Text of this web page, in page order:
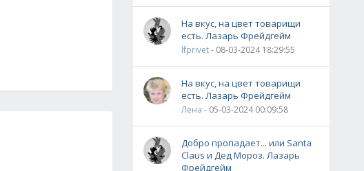
На вкус, на цвет товарищи
есть. Лазарь Фрейдгейм
lfprivet- 08-03-2024 18:29:55
На вкус, на цвет товарищи
есть. Лазарь Фрейдгейм
Лена - 05-03-2024 00:09:58
Добро пропадает... или Santa
Claus и Дед Мороз. Лазарь
Фрейдгейм